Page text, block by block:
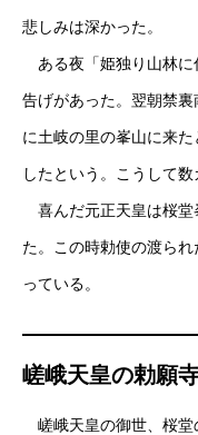
悲しみは深かった。
ある夜「姫独り山林に
告げがあった。翌朝禁
に土岐の里の峯山に来
したという。こうして
喜んだ元正天皇は桜堂
た。この時勅使の渡ら
っている。
嵯峨天皇の勅願
嵯峨天皇の御世、桜堂